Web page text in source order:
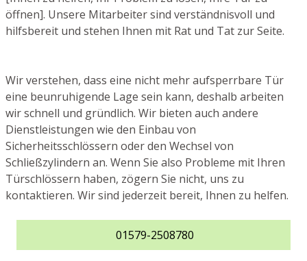
öffnen]. Unsere Mitarbeiter sind verständnisvoll und
hilfsbereit und stehen Ihnen mit Rat und Tat zur Seite.
Wir verstehen, dass eine nicht mehr aufsperrbare Tür
eine beunruhigende Lage sein kann, deshalb arbeiten
wir schnell und gründlich. Wir bieten auch andere
Dienstleistungen wie den Einbau von
Sicherheitsschlössern oder den Wechsel von
Schließzylindern an. Wenn Sie also Probleme mit Ihren
Türschlössern haben, zögern Sie nicht, uns zu
kontaktieren. Wir sind jederzeit bereit, Ihnen zu helfen.
01579-2508780